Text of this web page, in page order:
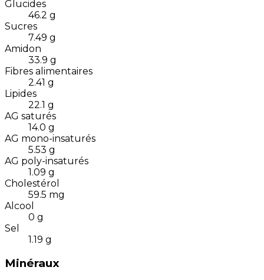
Glucides
46.2 g
Sucres
7.49 g
Amidon
33.9 g
Fibres alimentaires
2.41 g
Lipides
22.1 g
AG saturés
14.0 g
AG mono-insaturés
5.53 g
AG poly-insaturés
1.09 g
Cholestérol
59.5 mg
Alcool
0 g
Sel
1.19 g
Minéraux